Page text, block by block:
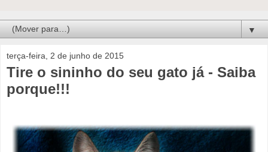
▼
terça-feira, 2 de junho de 2015
Tire o sininho do seu gato já - Saiba
porque!!!